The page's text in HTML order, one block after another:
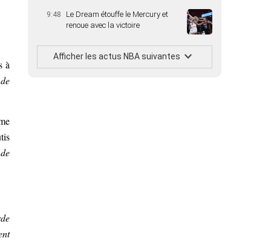
à
9:48
Le Dream étouffe le Mercury et
renoue avec la victoire
Afficher les actus NBA suivantes